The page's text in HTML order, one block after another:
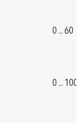
0 ... 60
0 ... 100